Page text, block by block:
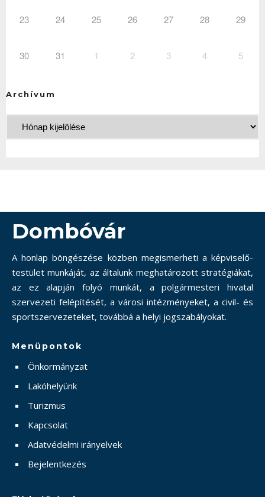
23 24 25 26 27 28 29
30 31 1 2 3 4 5
Archívum
Dombóvár
A honlap böngészése közben megismerheti a képviselő-
testület munkáját, az általunk meghatározott stratégiákat,
az ez alapján folyó munkát, a polgármesteri hivatal
szervezeti felépítését, a városi intézményeket, a civil- és
sportszervezeteket, továbbá a helyi jogszabályokat.
Menüpontok
Önkormányzat
Lakóhelyünk
Turizmus
Kapcsolat
Adatvédelmi irányelvek
Bejelentkezés